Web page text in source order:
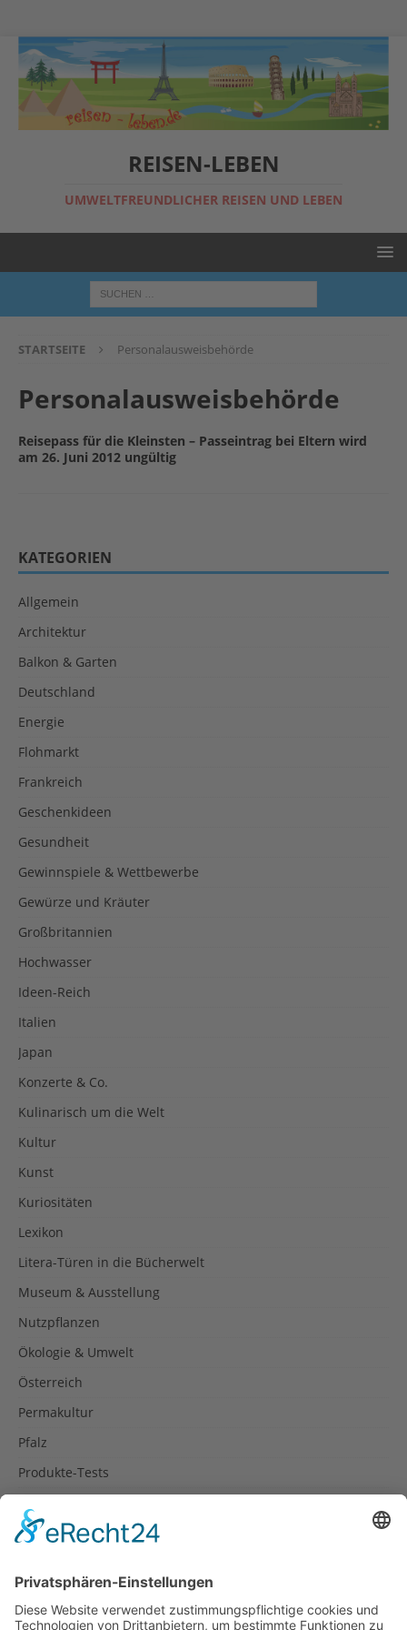
REISEN-LEBEN
UMWELTFREUNDLICHER REISEN UND LEBEN
STARTSEITE Personalausweisbehörde
Personalausweisbehörde
Reisepass für die Kleinsten – Passeintrag bei Eltern wird
am 26. Juni 2012 ungültig
KATEGORIEN
Allgemein
Architektur
Balkon & Garten
Deutschland
Energie
Flohmarkt
Frankreich
Geschenkideen
Gesundheit
Gewinnspiele & Wettbewerbe
Gewürze und Kräuter
Großbritannien
Hochwasser
Ideen-Reich
Italien
Japan
Konzerte & Co.
Kulinarisch um die Welt
Kultur
Kunst
Kuriositäten
Lexikon
Litera-Türen in die Bücherwelt
Museum & Ausstellung
Nutzpflanzen
Ökologie & Umwelt
Österreich
Permakultur
Pfalz
Produkte-Tests
Rezepte
Spanien
Südtirol